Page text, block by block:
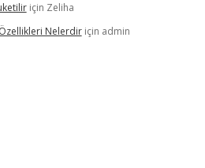
için Zeliha
Nelerdiriçin admin